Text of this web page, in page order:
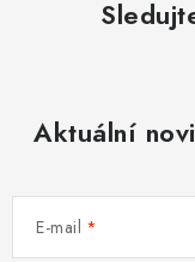
Aktuální
E-mail